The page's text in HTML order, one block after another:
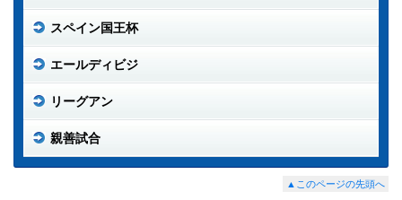
スペイン国王杯
エールディビジ
リーグアン
親善試合
▲このページの先頭へ